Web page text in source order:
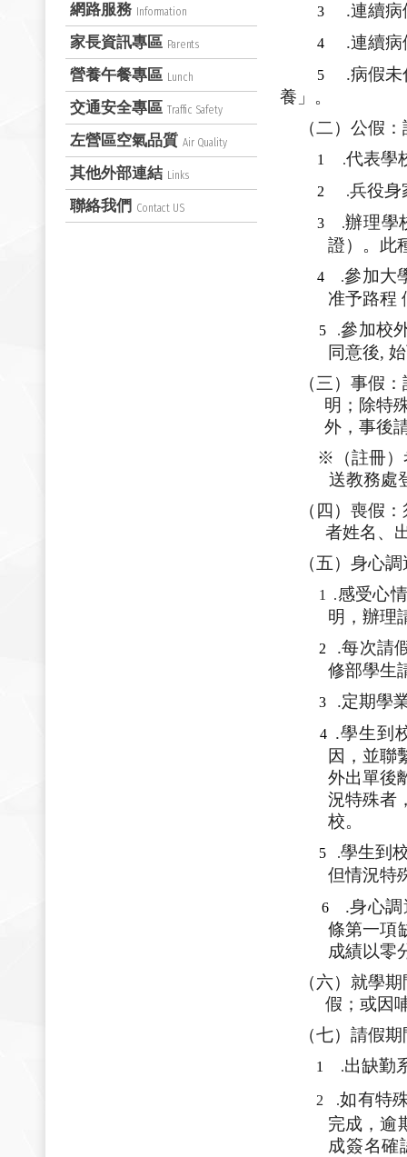
3 .連續
4 .連續
5
.病假
養」。
（二）公假
1 .代表學
2 .兵役身
3 .辦理學
證）。此
4 .參加大
准予路程
5 .參加校
同意後,
（三）事假
明；除特
外，事後
※（註冊）
送教務處
（四）喪假
者姓名、
（五）身心
1 .感受心
明，辦理
2
.每次請
修部學生
3 .定期學
4 .學生到
因，並聯
外出單後
況特殊者
校。
5 .學生到
但情況特
6
.身心
條第一項
成績以零
（六）就學
假；或因
（七）請假
1 .出缺勤
2 .如有特
完成，逾
成簽名確
網路服務 Information
家長資訊專區 Parents
營養午餐專區 Lunch
交通安全專區 Traffic Safety
左營區空氣品質 Air Quality
其他外部連結 Links
聯絡我們 Contact US